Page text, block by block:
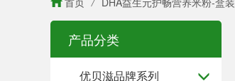
产品分类
优贝滋品牌系列